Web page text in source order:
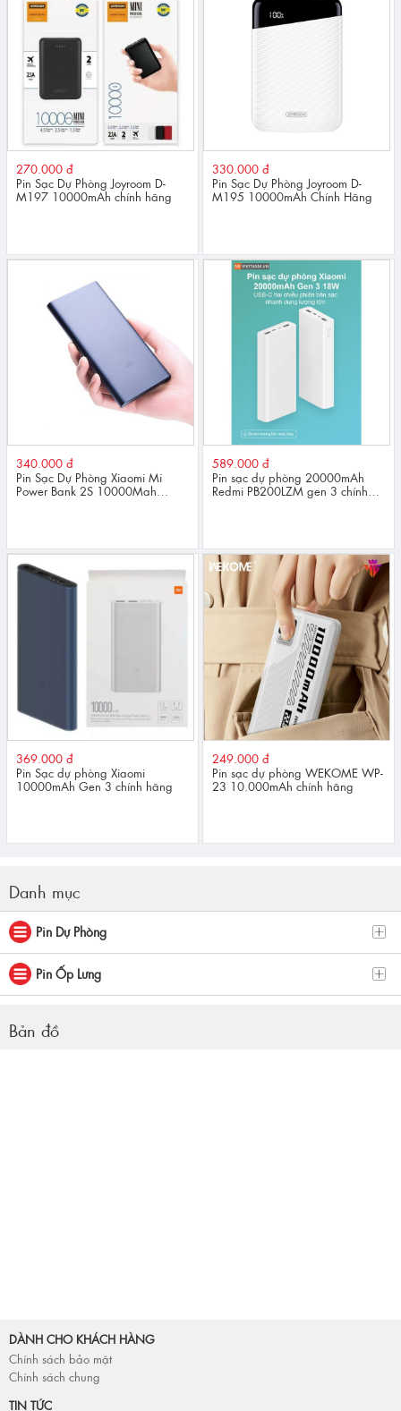
270.000 đ
Pin Sạc Dự Phòng Joyroom D-
M197 10000mAh chính hãng
330.000 đ
Pin Sạc Dự Phòng Joyroom D-
M195 10000mAh Chính Hãng
340.000 đ
Pin Sạc Dự Phòng Xiaomi Mi
Power Bank 2S 10000Mah
589.000 đ
Pin sạc dự phòng 20000mAh
Redmi PB200LZM gen 3 chính
369.000 đ
Pin Sạc dự phòng Xiaomi
10000mAh Gen 3 chính hãng
249.000 đ
Pin sạc dự phòng WEKOME WP-
23 10.000mAh chính hãng
Danh mục
Pin Dự Phòng
Pin Ốp Lưng
Bản đồ
DÀNH CHO KHÁCH HÀNG
Chính sách bảo mật
Chính sách chung
TIN TỨC